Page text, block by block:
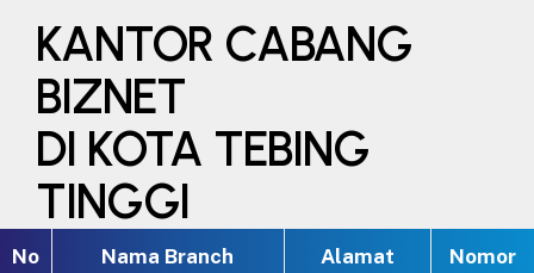
KANTOR CABANG
BIZNET
DI KOTA TEBING
TINGGI
No Nama Branch Alamat
Nomor